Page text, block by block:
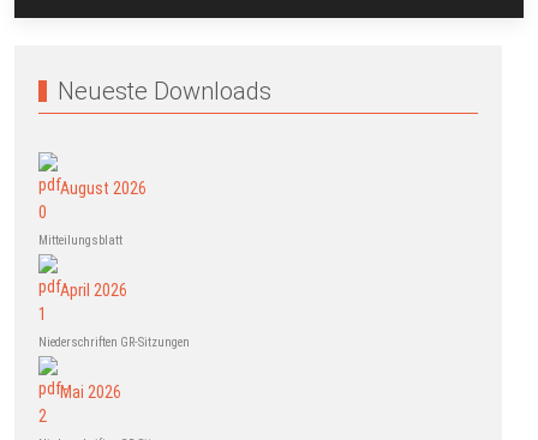
Neueste Downloads
August 2026
Mitteilungsblatt
April 2026
Niederschriften GR-Sitzungen
Mai 2026